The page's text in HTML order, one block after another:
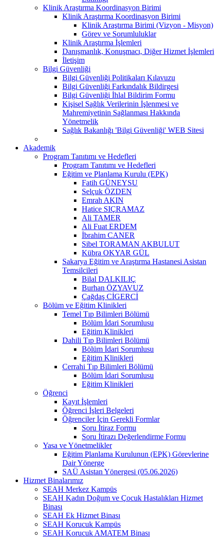
Klinik Araştırma Koordinasyon Birimi
Klinik Araştırma Koordinasyon Birimi
Klinik Araştırma Birimi (Vizyon - Misyon)
Görev ve Sorumluluklar
Klinik Araştırma İşlemleri
Danışmanlık, Konuşmacı, Diğer Hizmet İşlemleri
İletişim
Bilgi Güvenliği
Bilgi Güvenliği Politikaları Kılavuzu
Bilgi Güvenliği Farkındalık Bildirgesi
Bilgi Güvenliği İhlal Bildirim Formu
Kişisel Sağlık Verilerinin İşlenmesi ve
Mahremiyetinin Sağlanması Hakkında
Yönetmelik
Sağlık Bakanlığı 'Bilgi Güvenliği' WEB Sitesi
Akademik
Program Tanıtımı ve Hedefleri
Program Tanıtımı ve Hedefleri
Eğitim ve Planlama Kurulu (EPK)
Fatih GÜNEYSU
Selçuk ÖZDEN
Emrah AKIN
Hatice SIÇRAMAZ
Ali TAMER
Ali Fuat ERDEM
İbrahim CANER
Sibel TORAMAN AKBULUT
Kübra OKYAR GÜL
Sakarya Eğitim ve Araştırma Hastanesi Asistan
Temsilcileri
Bilal DALKILIÇ
Burhan ÖZYAVUZ
Çağdaş CİGERCİ
Bölüm ve Eğitim Klinikleri
Temel Tıp Bilimleri Bölümü
Bölüm İdari Sorumlusu
Eğitim Klinikleri
Dahili Tıp Bilimleri Bölümü
Bölüm İdari Sorumlusu
Eğitim Klinikleri
Cerrahi Tıp Bilimleri Bölümü
Bölüm İdari Sorumlusu
Eğitim Klinikleri
Öğrenci
Kayıt İşlemleri
Öğrenci İşleri Belgeleri
Öğrenciler İçin Gerekli Formlar
Soru İtiraz Formu
Soru İtirazı Değerlendirme Formu
Yasa ve Yönetmelikler
Eğitim Planlama Kurulunun (EPK) Görevlerine
Dair Yönerge
SAÜ Asistan Yönergesi (05.06.2026)
Hizmet Binalarımız
SEAH Merkez Kampüs
SEAH Kadın Doğum ve Çocuk Hastalıkları Hizmet
Binası
SEAH Ek Hizmet Binası
SEAH Korucuk Kampüs
SEAH Korucuk AMATEM Binası